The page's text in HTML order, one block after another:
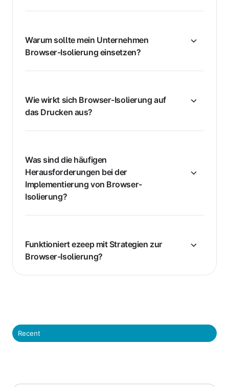
Warum sollte mein Unternehmen
Browser-Isolierung einsetzen?
Wie wirkt sich Browser-Isolierung auf
das Drucken aus?
Was sind die häufigen
Herausforderungen bei der
Implementierung von Browser-
Isolierung?
Funktioniert ezeep mit Strategien zur
Browser-Isolierung?
Recent